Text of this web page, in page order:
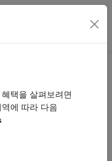
토글
택을 살펴보려면
에 따라 다음